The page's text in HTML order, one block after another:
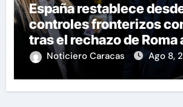
España restablece
controles fronterizos
tras el rechazo de Roma
las restricciones
Noticiero Caracas Ago 8,